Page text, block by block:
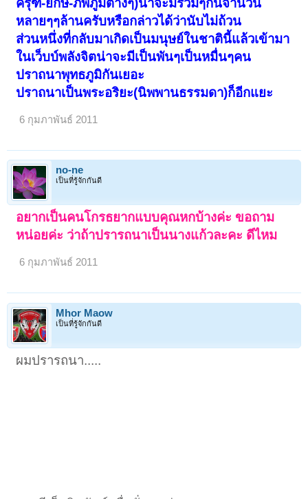
ครุฑ-ยักษ์-ภพภูมิต่างๆ)น่าจะมีรวมๆกันจำนวน
หลายๆๆล้านครับหรือกล่าวได้ว่านับไม่ถ้วน
ส่วนหนึ่งที่กลับมาเกิดเป็นมนุษย์ในชาตินี้แล้วเข้ามา
ในเว็บบ์พลังจิตน่าจะมีเป็นพันๆเป็นหมื่นๆคน
ปราถนาพุทธภูมิกันเยอะ
ปราถนาเป็นพระอริยะ(นิพพานธรรมดา)ก็อีกแยะ
6 กุมภาพันธ์ 2011
no-ne
เป็นที่รู้จักกันดี
อยากเป็นคนโกรธยากแบบคุณหกบ้างค่ะ ขอถาม
หน่อยค่ะ ว่าถ้าปรารถนาเป็นนางแก้วละคะ ดีไหม
6 กุมภาพันธ์ 2011
Mhor Maow
เป็นที่รู้จักกันดี
ผมปรารถนา.....